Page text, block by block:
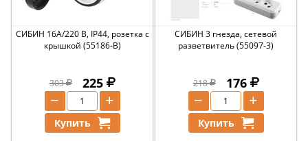
СИБИН 16А/220 В, IP44, розетка с
крышкой (55186-B)
303 225
+
−
Купить
СИБИН 3 гнезда, сетевой
разветвитель (55097-3)
218 176
+
−
Купить